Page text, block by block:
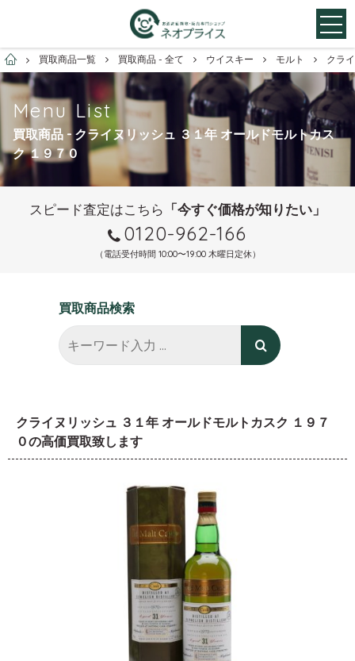
お酒買取専門店ネオプライス
買取商品一覧 買取商品 - 全て ウイスキー モルト クラ
Menu List
買取商品 - クライヌリッシュ ３１年 オールドモルトカス
ク １９７０
スピード査定はこちら 「今すぐ価格が知りたい」
0120-962-166
（電話受付時間 10:00〜19:00 木曜日定休）
買取商品検索
クライヌリッシュ ３１年 オールドモルトカスク １９７
０の高価買取致します